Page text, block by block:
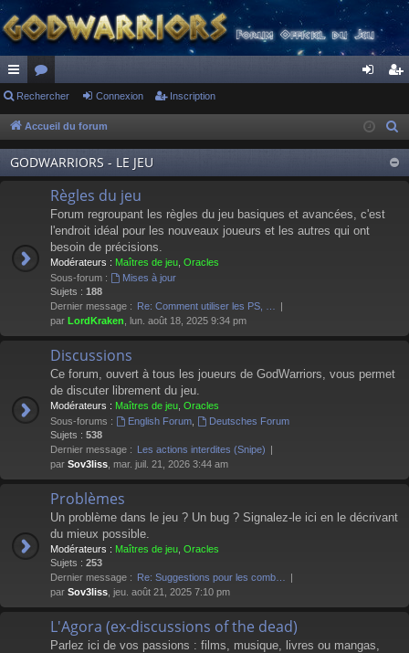
ac
co
ur
ci
or
u
m
s
ne
xi
on
cri
pti
on
Rechercher Connexion Inscription
Accueil du forum
GODWARRIORS - LE JEU
Règles du jeu
Forum regroupant les règles du jeu basiques et avancées, c'est
l'endroit idéal pour les nouveaux joueurs et les autres qui ont
besoin de précisions.
Modérateurs : Maîtres de jeu Oracles
Sous-forum :
Mises à jour
Sujets : 188
Dernier message : Re: Comment utiliser les PS, …
par LordKraken , lun. août 18, 2025 9:34 pm
Discussions
Ce forum, ouvert à tous les joueurs de GodWarriors, vous permet
de discuter librement du jeu.
Modérateurs : Maîtres de jeu Oracles
Sous-forums :
English Forum,
Deutsches Forum
Sujets : 538
Dernier message : Les actions interdites (Snipe)
par Sov3liss , mar. juil. 21, 2026 3:44 am
Problèmes
Un problème dans le jeu ? Un bug ? Signalez-le ici en le décrivant
du mieux possible.
Modérateurs : Maîtres de jeu Oracles
Sujets : 253
Dernier message : Re: Suggestions pour les comb…
par Sov3liss , jeu. août 21, 2025 7:10 pm
L'Agora (ex-discussions of the dead)
Parlez ici de vos passions : films, musique, livres ou mangas,